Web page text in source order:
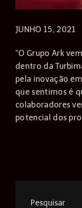
JUNHO 15, 2021
“O Grupo Ark
dentro da
pela inovação
que sentimos é
colaboradores
potencial dos
Pesquisar